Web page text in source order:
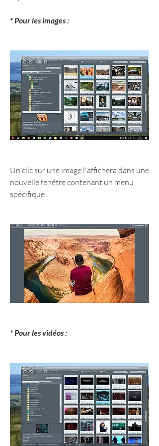
* Pour les images :
Un clic sur une image l'affichera dans une
nouvelle fenêtre contenant un menu
spécifique :
* Pour les vidéos :